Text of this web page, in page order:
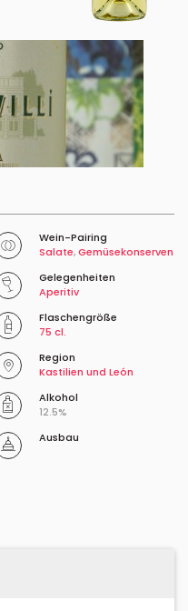
Wein-Pairing
Salate,Gemüsekonserven
Gelegenheiten
Aperitiv
Flaschengröße
75 cl.
Region
Kastilien und León
Alkohol
12.5%
Ausbau